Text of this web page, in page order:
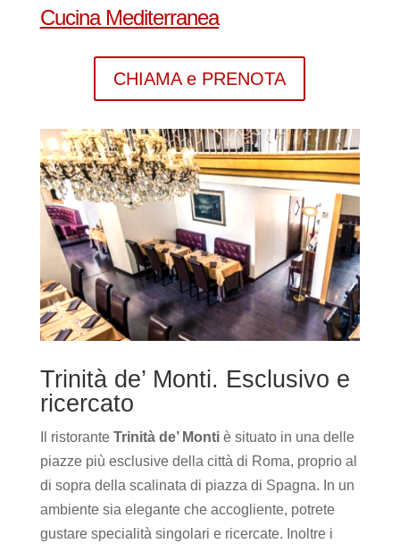
Cucina Mediterranea
CHIAMA e PRENOTA
Trinità de’ Monti. Esclusivo e
ricercato
Il ristoranteTrinità de’ Montiè situato in una delle
piazze più esclusive della città di Roma, proprio al
di sopra della scalinata di piazza di Spagna. In un
ambiente sia elegante che accogliente, potrete
gustare specialità singolari e ricercate. Inoltre i